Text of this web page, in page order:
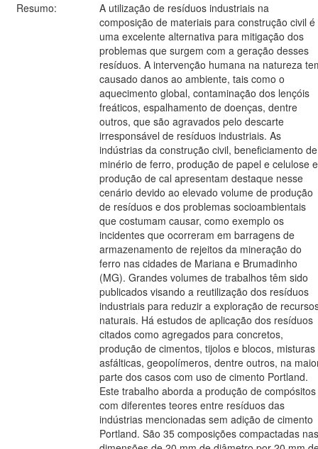
Resumo:
A utilização de resíduos industriais na
composição de materiais para construção civil é
uma excelente alternativa para mitigação dos
problemas que surgem com a geração desses
resíduos. A intervenção humana na natureza
causado danos ao ambiente, tais como o
aquecimento global, contaminação dos lençóis
freáticos, espalhamento de doenças, dentre
outros, que são agravados pelo descarte
irresponsável de resíduos industriais. As
indústrias da construção civil, beneficiamento de
minério de ferro, produção de papel e celulose e
produção de cal apresentam destaque nesse
cenário devido ao elevado volume de produção
de resíduos e dos problemas socioambientais
que costumam causar, como exemplo os
incidentes que ocorreram em barragens de
armazenamento de rejeitos da mineração do
ferro nas cidades de Mariana e Brumadinho
(MG). Grandes volumes de trabalhos têm sido
publicados visando a reutilização dos resíduos
industriais para reduzir a exploração de
naturais. Há estudos de aplicação dos resíduos
citados como agregados para concretos,
produção de cimentos, tijolos e blocos, misturas
asfálticas, geopolímeros, dentre outros, na
parte dos casos com uso de cimento Portland.
Este trabalho aborda a produção de compósitos
com diferentes teores entre resíduos das
indústrias mencionadas sem adição de cimento
Portland. São 35 composições compactadas nas